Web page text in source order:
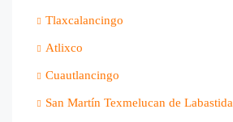
Tlaxcalancingo
Atlixco
Cuautlancingo
San Martín Texmelucan de Labastida